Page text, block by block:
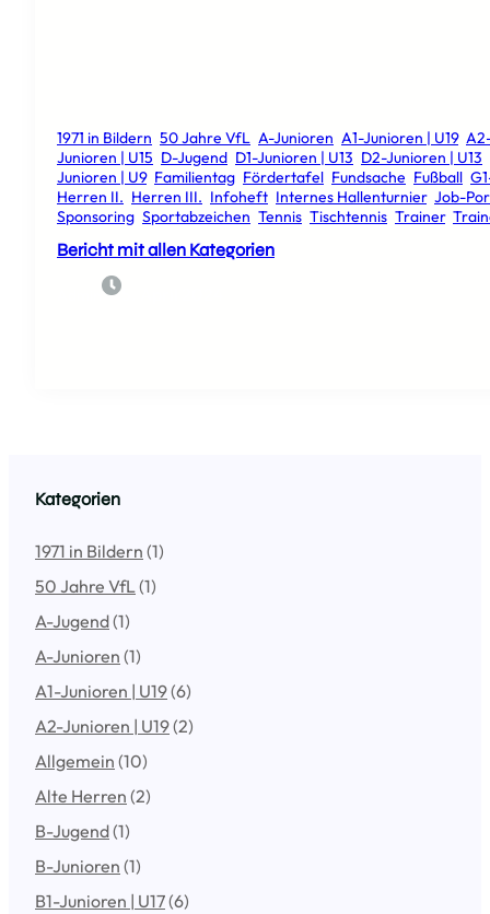
1971 in Bildern 50 Jahre VfL A-Junioren A1-Junioren | U19,
Junioren | U15 D-Jugend D1-Junioren | U13 D2-Junioren | U13
Junioren | U9, Familientag Fördertafel Fundsache Fußball
Herren II. Herren III. Infoheft Internes Hallenturnier, Job-
Sponsoring Sportabzeichen Tennis Tischtennis Trainer,
Bericht mit allen Kategorien
Kategorien
1971 in Bildern (1)
50 Jahre VfL(1)
A-Jugend(1)
A-Junioren (1)
A1-Junioren | U19(6)
A2-Junioren | U19(2)
Allgemein (10)
Alte Herren (2)
B-Jugend(1)
B-Junioren (1)
B1-Junioren | U17(6)